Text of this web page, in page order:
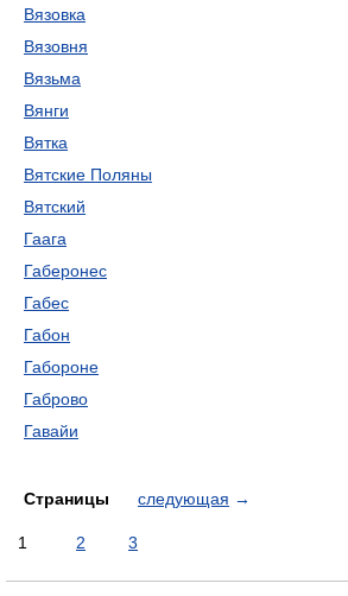
Вязовка
Вязовня
Вязьма
Вянги
Вятка
Вятские Поляны
Вятский
Гаага
Габеронес
Габес
Габон
Габороне
Габрово
Гавайи
Страницы следующая →
1 2 3